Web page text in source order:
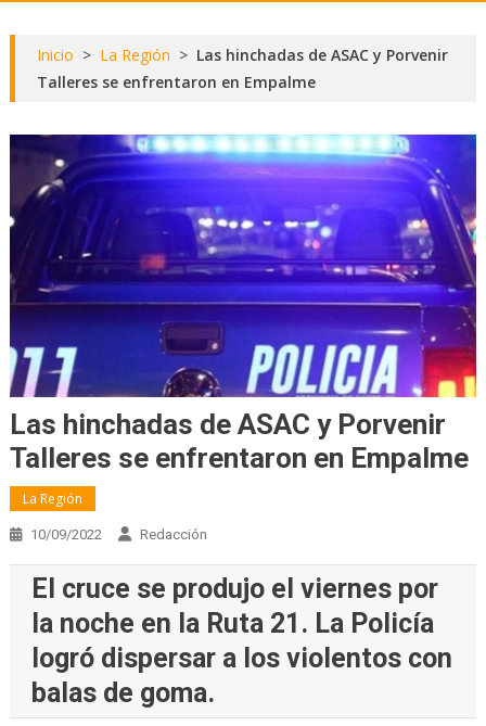
Inicio > La Región > Las hinchadas de ASAC y Porvenir
Talleres se enfrentaron en Empalme
Las hinchadas de ASAC y Porvenir
Talleres se enfrentaron en Empalme
La Región
10/09/2022 Redacción
El cruce se produjo el viernes por
la noche en la Ruta 21. La Policía
logró dispersar a los violentos con
balas de goma.